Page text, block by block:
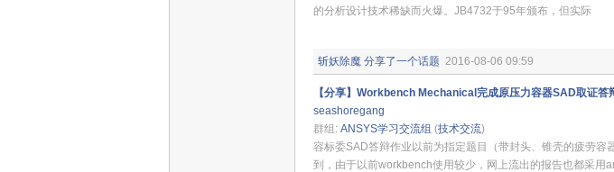
的分析设计技术稀缺而火爆。JB4732于95年颁布，但实际
斩妖除魔 分享了一个话题 2016-08-06 09:59
【分享】Workbench Mechanical完成原压力容器SAD取证答
seashoregang
群组: ANSYS学习交流组 (技术交流)
容标委SAD答辩作业以前为指定题目（带封头、锥壳的疲劳容
到，由于以前workbench使用较少，网上流出的报告也都采用